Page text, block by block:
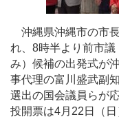
沖縄県沖縄市の市
れ、8時半より前市
み）候補の出発式が
事代理の富川盛武副
選出の国会議員らが
投開票は4月22日（日